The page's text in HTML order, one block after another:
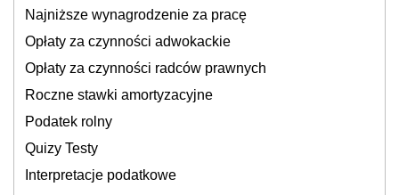
Najniższe wynagrodzenie za pracę
Opłaty za czynności adwokackie
Opłaty za czynności radców prawnych
Roczne stawki amortyzacyjne
Podatek rolny
Quizy Testy
Interpretacje podatkowe